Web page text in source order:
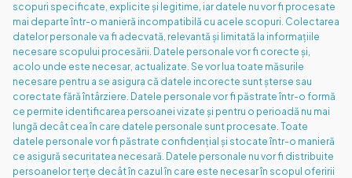
scopuri specificate, explicite și legitime, iar datele nu vor fi procesate
mai departe într-o manieră incompatibilă cu acele scopuri. Colectarea
datelor personale va fi adecvată, relevantă și limitată la informațiile
necesare scopului procesării. Datele personale vor fi corecte și,
acolo unde este necesar, actualizate. Se vor lua toate măsurile
necesare pentru a se asigura că datele incorecte sunt șterse sau
corectate fără întârziere. Datele personale vor fi păstrate într-o formă
ce permite identificarea persoanei vizate și pentru o perioadă nu mai
lungă decât cea în care datele personale sunt procesate. Toate
datele personale vor fi păstrate confidențial și stocate într-o manieră
ce asigură securitatea necesară. Datele personale nu vor fi distribuite
persoanelor terțe decât în cazul în care este necesar în scopul oferirii